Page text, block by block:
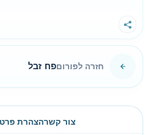
שתף
חזרה לפורוםפח זבל
צור קשרהצהרת